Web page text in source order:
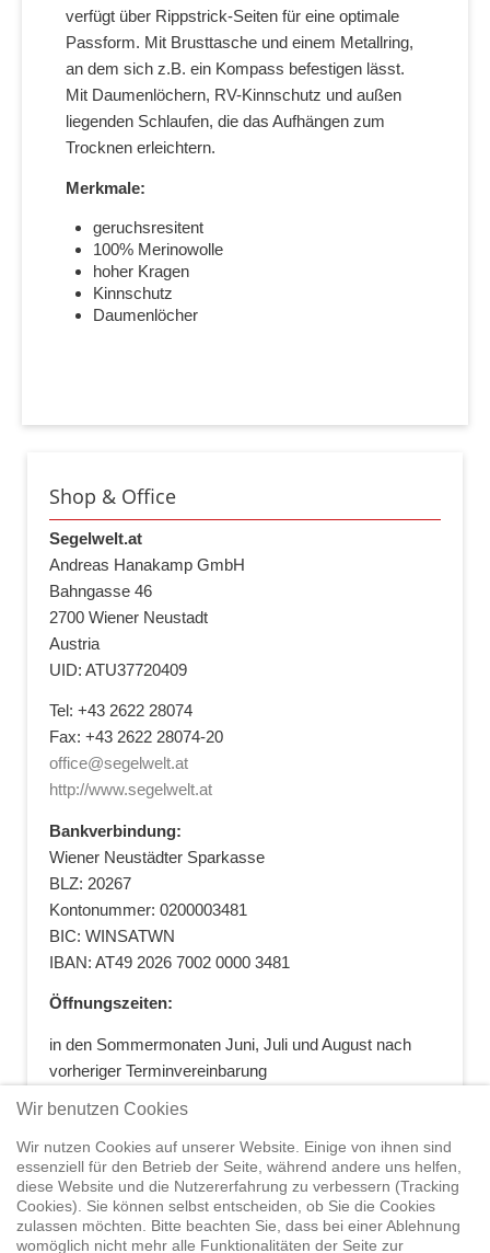
verfügt über Rippstrick-Seiten für eine optimale
Passform. Mit Brusttasche und einem Metallring,
an dem sich z.B. ein Kompass befestigen lässt.
Mit Daumenlöchern, RV-Kinnschutz und außen
liegenden Schlaufen, die das Aufhängen zum
Trocknen erleichtern.
Merkmale:
geruchsresitent
100% Merinowolle
hoher Kragen
Kinnschutz
Daumenlöcher
Shop & Office
Segelwelt.at
Andreas Hanakamp GmbH
Bahngasse 46
2700 Wiener Neustadt
Austria
UID: ATU37720409
Tel: +43 2622 28074
Fax: +43 2622 28074-20
office@segelwelt.at
http://www.segelwelt.at
Bankverbindung:
Wiener Neustädter Sparkasse
BLZ: 20267
Kontonummer: 0200003481
BIC: WINSATWN
IBAN: AT49 2026 7002 0000 3481
Öffnungszeiten:
in den Sommermonaten Juni, Juli und August nach
vorheriger Terminvereinbarung
Home Shop Trainings Segeltörns Service
Elvstrøm
Wir benutzen Cookies
Wir nutzen Cookies auf unserer Website. Einige von ihnen sind
essenziell für den Betrieb der Seite, während andere uns helfen,
diese Website und die Nutzererfahrung zu verbessern (Tracking
Cookies). Sie können selbst entscheiden, ob Sie die Cookies
zulassen möchten. Bitte beachten Sie, dass bei einer Ablehnung
womöglich nicht mehr alle Funktionalitäten der Seite zur